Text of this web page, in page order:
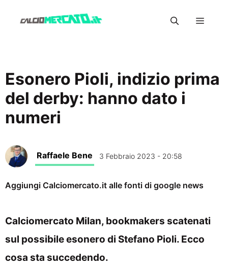
Menu
Esonero Pioli, indizio prima
del derby: hanno dato i
numeri
Raffaele Bene 3 Febbraio 2023 - 20:58
Aggiungi Calciomercato.it alle fonti di google news
Calciomercato Milan, bookmakers scatenati
sul possibile esonero di Stefano Pioli. Ecco
cosa sta succedendo.